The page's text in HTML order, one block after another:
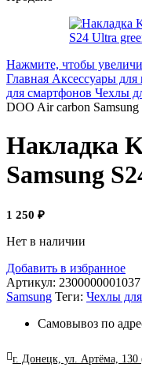
Нажмите, чтобы
Главная Аксессуары для
для смартфонов Чехлы
DOO Air carbon Samsung
Накладка
Samsung
1 250 ₽
Нет в наличии
Добавить в избранное
Артикул: 2300000001037
Samsung Теги: Чехлы
Самовывоз по
г. Донецк, ул. Артёма,